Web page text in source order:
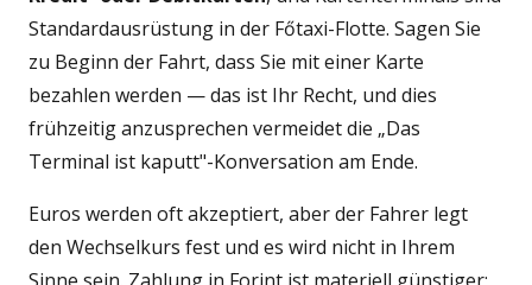
Standardausrüstung in der Főtaxi-Flotte. Sagen Sie
zu Beginn der Fahrt, dass Sie mit einer Karte
bezahlen werden — das ist Ihr Recht, und dies
frühzeitig anzusprechen vermeidet die „Das
Terminal ist kaputt"-Konversation am Ende.
Euros werden oft akzeptiert, aber der Fahrer legt
den Wechselkurs fest und es wird nicht in Ihrem